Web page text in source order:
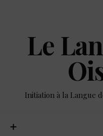
Le
Initiation à la Langue